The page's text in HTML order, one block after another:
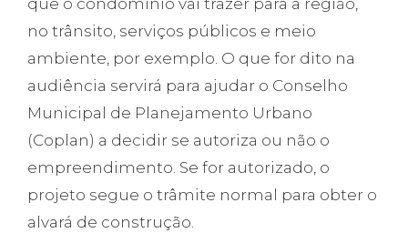
que o condomínio vai trazer para a região,
no trânsito, serviços públicos e meio
ambiente, por exemplo. O que for dito na
audiência servirá para ajudar o Conselho
Municipal de Planejamento Urbano
(Coplan) a decidir se autoriza ou não o
empreendimento. Se for autorizado, o
projeto segue o trâmite normal para obter o
alvará de construção.